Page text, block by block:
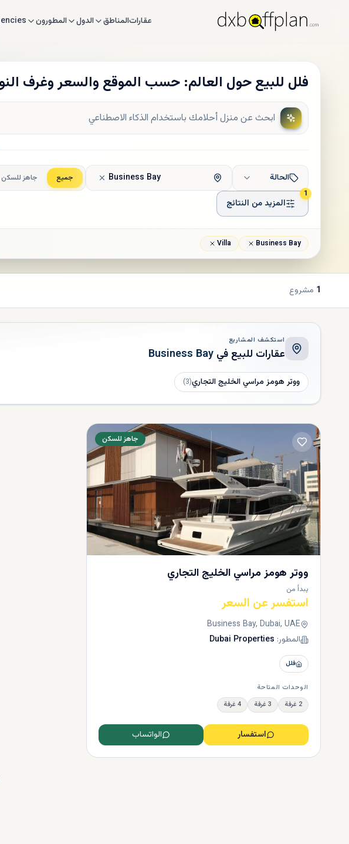
عقاراتالمناطق الدول المطورون
فلل للبيع حول العالم: حسب الموقع والسعر وغرف
الحالة Business Bay جميع جاهز للسكن
المزيد من النتائج
1
Business Bay
Villa
1 مشروع
استكشف المشاريع
عقارات للبيع في Business Bay
ووتر هومز مراسي الخليج التجاري(
3
)
جاهز للسكن
ووتر هومز مراسي الخليج التجاري
يبدأ من
استفسر عن السعر
Business Bay, Dubai, UAE
المطور: Dubai Properties
فلل
الوحدات المتاحة
2 غرفة
3 غرفة 4 غرفة
استفسار الواتساب